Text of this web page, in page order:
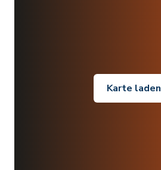
Karte laden